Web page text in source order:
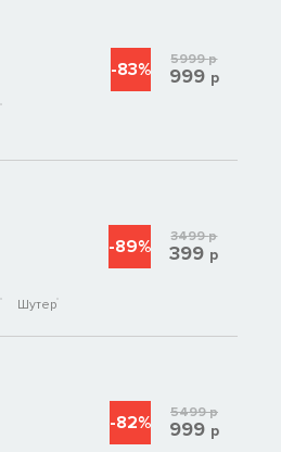
-83% 5999р
999 р
Шутер
-89% 3499р
399 р
-82% 5499р
999 р